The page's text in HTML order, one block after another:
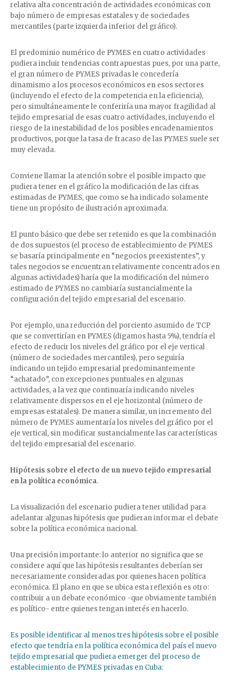
relativa alta concentración de actividades económicas con
bajo número de empresas estatales y de sociedades
mercantiles (parte izquierda inferior del gráfico).
El predominio numérico de PYMES en cuatro actividades
pudiera incluir tendencias contrapuestas pues, por una parte,
el gran número de PYMES privadas le concedería
dinamismo a los procesos económicos en esos sectores
(incluyendo el efecto de la competencia en la eficiencia),
pero simultáneamente le conferiría una mayor fragilidad al
tejido empresarial de esas cuatro actividades, incluyendo el
riesgo de la inestabilidad de los posibles encadenamientos
productivos, porque la tasa de fracaso de las PYMES suele ser
muy elevada.
Conviene llamar la atención sobre el posible impacto que
pudiera tener en el gráfico la modificación de las cifras
estimadas de PYMES, que como se ha indicado solamente
tiene un propósito de ilustración aproximada.
El punto básico que debe ser retenido es que la combinación
de dos supuestos (el proceso de establecimiento de PYMES
se basaría principalmente en “negocios preexistentes”, y
tales negocios se encuentran relativamente concentrados en
algunas actividades) haría que la modificación del número
estimado de PYMES no cambiaría sustancialmente la
configuración del tejido empresarial del escenario.
Por ejemplo, una reducción del porciento asumido de TCP
que se convertirían en PYMES (digamos hasta 5%), tendría el
efecto de reducir los niveles del gráfico por el eje vertical
(número de sociedades mercantiles), pero seguiría
indicando un tejido empresarial predominantemente
“achatado”, con excepciones puntuales en algunas
actividades, a la vez que continuaría indicando niveles
relativamente dispersos en el eje horizontal (número de
empresas estatales). De manera similar, un incremento del
número de PYMES aumentaría los niveles del gráfico por el
eje vertical, sin modificar sustancialmente las características
del tejido empresarial del escenario.
Hipótesis sobre el efecto de un nuevo tejido empresarial
en la política económica.
La visualización del escenario pudiera tener utilidad para
adelantar algunas hipótesis que pudieran informar el debate
sobre la política económica nacional.
Una precisión importante: lo anterior no significa que se
considere aquí que las hipótesis resultantes deberían ser
necesariamente consideradas por quienes hacen política
económica. El plano en que se ubica esta reflexión es otro:
contribuir a un debate económico -que obviamente también
es político- entre quienes tengan interés en hacerlo.
Es posible identificar al menos tres hipótesis sobre el posible
efecto que tendría en la política económica del país el nuevo
tejido empresarial que pudiera emerger del proceso de
establecimiento de PYMES privadas en Cuba: